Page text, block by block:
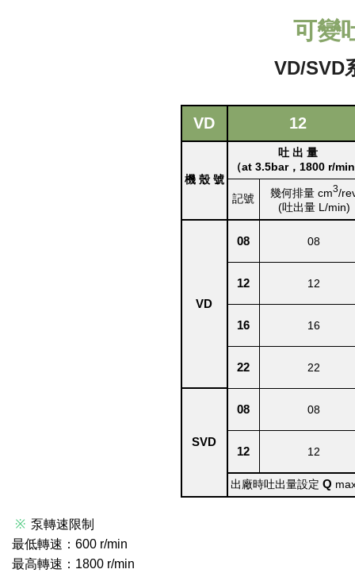
可變
VD/SVD
VD 12
機 殼 號
吐 出 量
（at 3.5bar，1800 r/
記號 幾何排量 cm3/
(吐出量 L/min)
VD
08 08
12 12
16 16
22 22
SVD
08 08
12 12
出廠時吐出量設定 Q
※ 泵轉速限制
最低轉速：600 r/min
最高轉速：1800 r/min